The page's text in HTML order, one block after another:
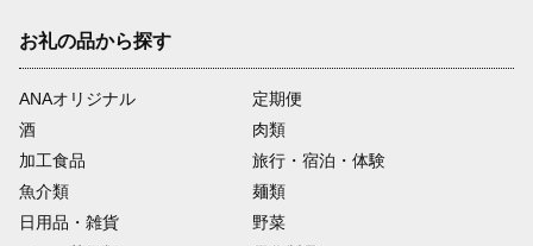
お礼の品から探す
ANAオリジナル
定期便
酒
肉類
加工食品
旅行・宿泊・体験
魚介類
麺類
日用品・雑貨
野菜